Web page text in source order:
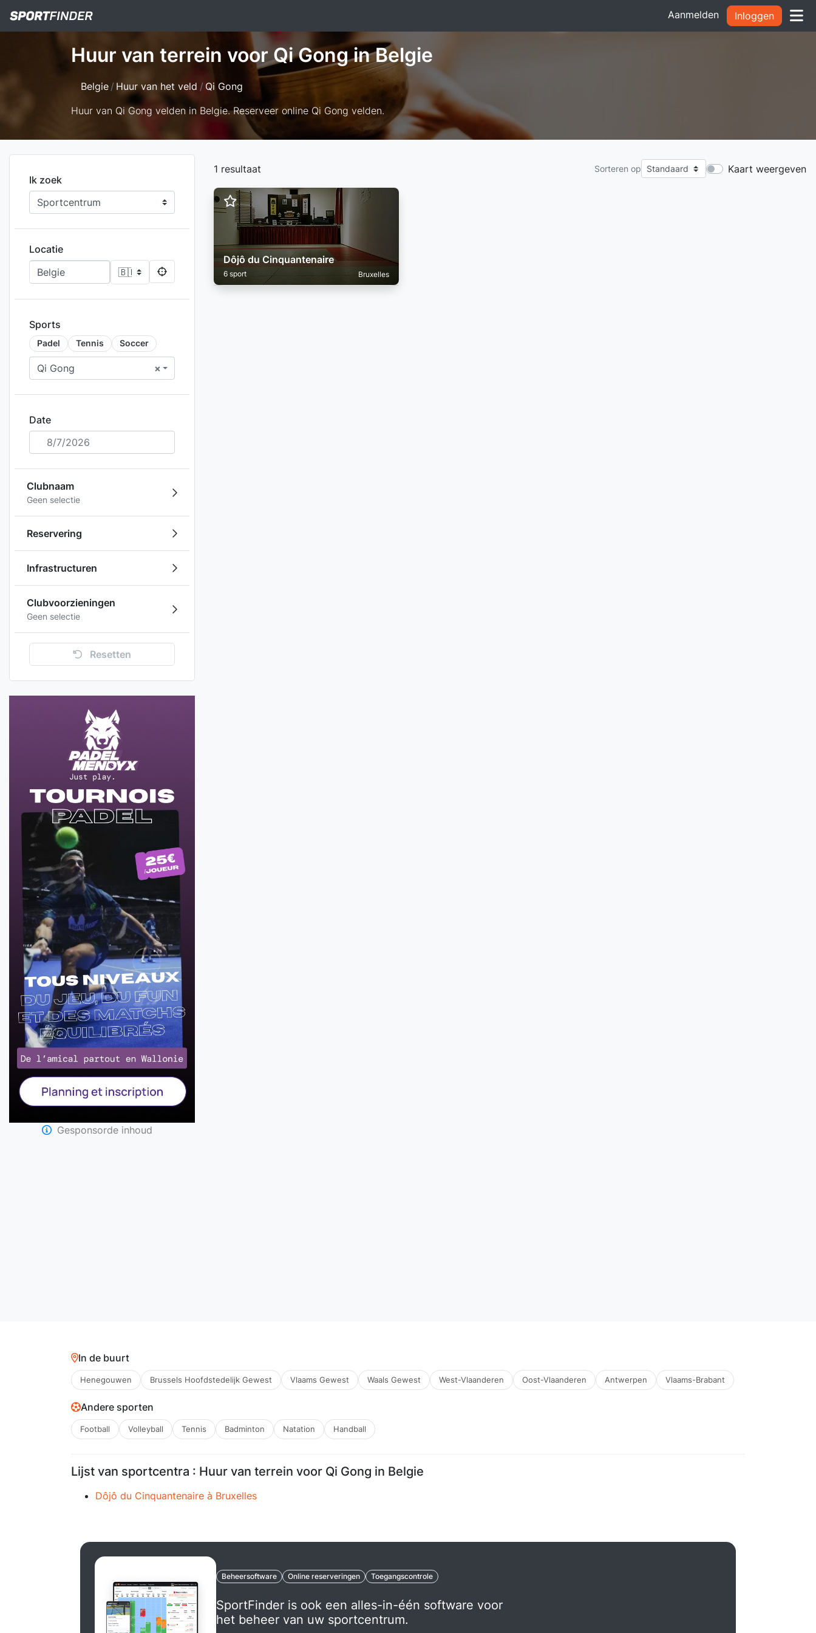
Aanmelden Inloggen
Huur van terrein voor Qi Gong in Belgie
Belgie Huur van het veld
Qi Gong
Huur van Qi Gong velden in Belgie. Reserveer online Qi Gong velden.
Ik zoek
Locatie
Sports
Padel Tennis Soccer
×
Qi Gong
Date
8/7/2026
Clubnaam
Geen selectie
Reservering
Infrastructuren
Clubvoorzieningen
Geen selectie
Resetten
Gesponsorde inhoud
1 resultaat Sorteren op Kaart weergeven
Dôjô du Cinquantenaire
6 sport Bruxelles
In de buurt
Henegouwen Brussels Hoofdstedelijk Gewest Vlaams Gewest Waals Gewest West-Vlaanderen Oost-Vlaanderen Antwerpen Vlaams-Brabant
Andere sporten
Football Volleyball Tennis Badminton Natation Handball
Lijst van sportcentra : Huur van terrein voor Qi Gong in Belgie
Dôjô du Cinquantenaire à Bruxelles
Beheersoftware Online reserveringen Toegangscontrole
SportFinder is ook een alles-in-één software voor
het beheer van uw sportcentrum.